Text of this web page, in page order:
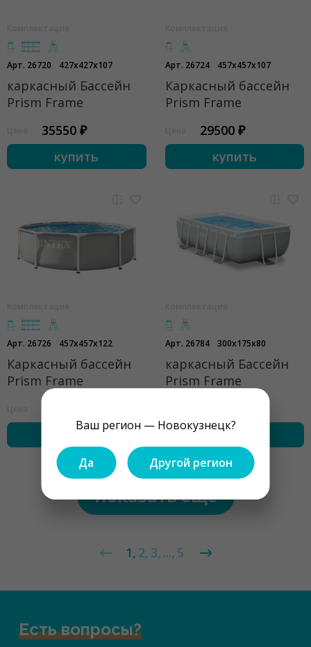
Ваш регион — Новокузнецк?
Да Другой регион
Арт. 26720 427x427x107
каркасный Бассейн
Prism Frame
35550 ₽
купить
Арт. 26724 457x457x107
Каркасный бассейн
Prism Frame
29500 ₽
купить
Арт. 26726 457x457x122
Каркасный бассейн
Prism Frame
купить
Арт. 26784 300x175x80
каркасный Бассейн
Prism Frame
купить
Показать ещё
1 2 3 ... 5
Есть вопросы?